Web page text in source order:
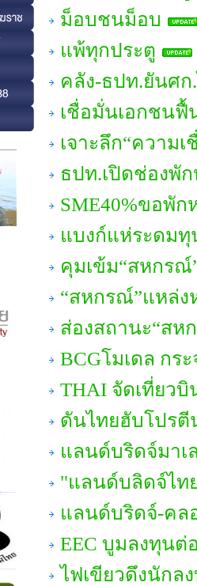
ม็อบชนม็อบ
แพ้ทุกประตู
คลัง-ธปท.ยันศก
เชื่อมั่นเอกชนฟื้
เจาะลึก“ความ
ธปท.เปิดช่องพั
SME40%ขอพั
แบงก์แห่ระดมทุ
คุมเข้ม“สหกรณ์
“สหกรณ์”แหล่ง
ส่องสถานะ“สห
BCGโมเดล ก
THAI จัดเที่ยว
ดันไทยฮับโปรตี
แลนด์บริดจ์มาเ
"แลนด์บลิดจ์ไท
แลนด์บริดจ์-คล
EEC บูมลงทุนต่
ไฟเขียวดึงนักล